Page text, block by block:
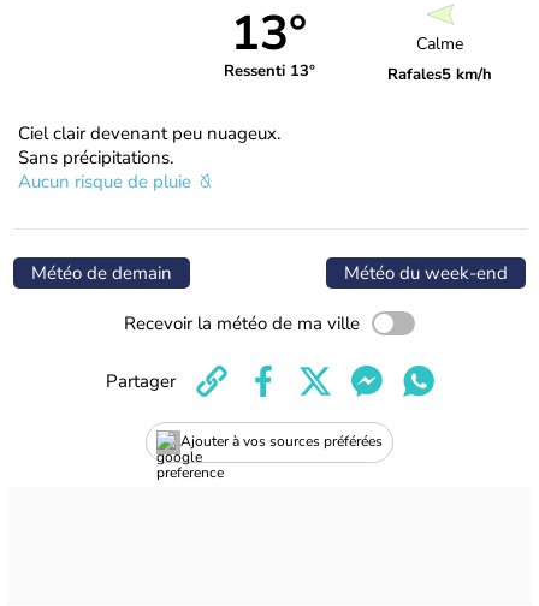
13°
Ressenti 13°
Calme
Rafales5 km/h
Ciel clair devenant peu nuageux.
Sans précipitations.
Aucun risque de pluie
Météo de demain Météo du week-end
Recevoir la météo de ma ville
Ajouter à vos sources préférées
Partager